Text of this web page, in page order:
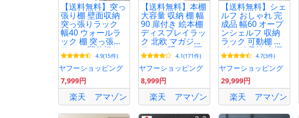
【送料無料】突っ
張り棚 壁面収納
突っ張りラック
幅40 ウォールラ
ック 棚 突っ張り
ラック 間仕切り
おしゃれ 賃貸 ウ
ォールシェルフ
収納 突っ張り棒
スリム
4.9(15件)
ヤフーショッピング
7,999円
楽天 アマゾン
【送料無料】本棚
大容量 収納 棚 幅
90 扉付き 絵本棚
ディスプレイラッ
ク 北欧 マガジン
ラック 隠せる 間
仕切り キャビネ
ット シェルフ a4
4.1(171件)
ヤフーショッピング
8,999円
楽天 アマゾン
【送料無料】シェ
ルフ おしゃれ 完
成品 幅60 オープ
ンシェルフ 収納
ラック 可動棚 リ
ビング 収納 本棚
棚 スリム 日本製
大川家具 超大型
4.7(3件)
ヤフーショッピング
29,999円
楽天 アマゾン